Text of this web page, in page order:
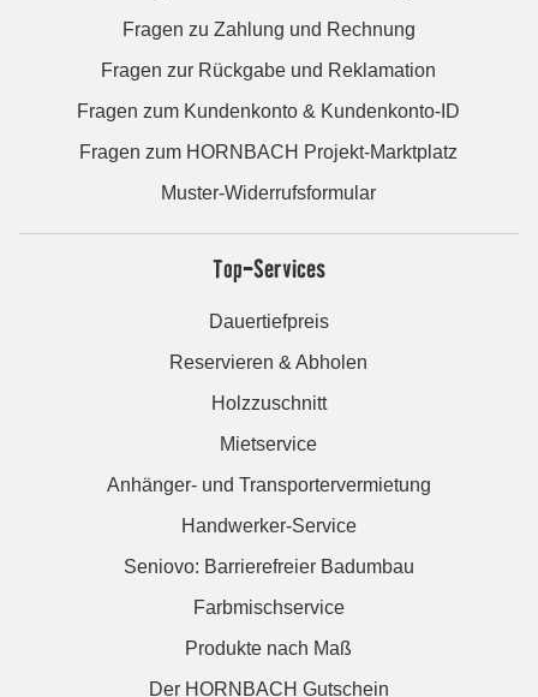
Fragen zu Zahlung und Rechnung
Fragen zur Rückgabe und Reklamation
Fragen zum Kundenkonto & Kundenkonto-ID
Fragen zum HORNBACH Projekt-Marktplatz
Muster-Widerrufsformular
Top-Services
Dauertiefpreis
Reservieren & Abholen
Holzzuschnitt
Mietservice
Anhänger- und Transportervermietung
Handwerker-Service
Seniovo: Barrierefreier Badumbau
Farbmischservice
Produkte nach Maß
Der HORNBACH Gutschein